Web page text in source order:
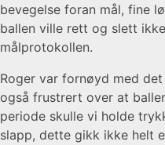
bevegelse foran mål, fine
ballen ville rett og slett
målprotokollen.
Roger var fornøyd med
også frustrert over at
periode skulle vi holde
slapp, dette gikk ikke helt